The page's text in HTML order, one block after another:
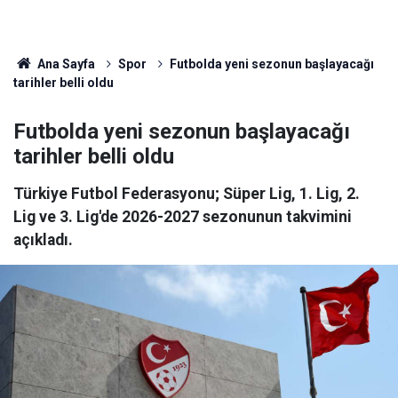
Ana Sayfa Spor
Futbolda yeni sezonun başlayacağı
tarihler belli oldu
Futbolda yeni sezonun başlayacağı
tarihler belli oldu
Türkiye Futbol Federasyonu; Süper Lig, 1. Lig, 2.
Lig ve 3. Lig'de 2026-2027 sezonunun takvimini
açıkladı.